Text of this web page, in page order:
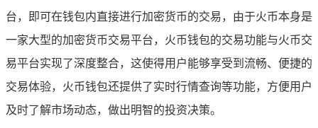
台，即可在钱包内直接进行加密货币的交易，由于火币本身是
一家大型的加密货币交易平台，火币钱包的交易功能与火币交
易平台实现了深度整合，这使得用户能够享受到流畅、便捷的
交易体验，火币钱包还提供了实时行情查询等功能，方便用户
及时了解市场动态，做出明智的投资决策。